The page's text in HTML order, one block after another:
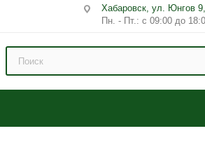
Хабаровск, ул. Юнгов
Пн. - Пт.: с 09:00 до